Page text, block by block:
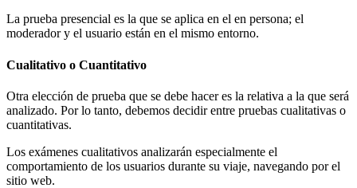
La prueba presencial es la que se aplica en el en persona; el
moderador y el usuario están en el mismo entorno.
Cualitativo o Cuantitativo
Otra elección de prueba que se debe hacer es la relativa a la que será
analizado. Por lo tanto, debemos decidir entre pruebas cualitativas o
cuantitativas.
Los exámenes cualitativos analizarán especialmente el
comportamiento de los usuarios durante su viaje, navegando por el
sitio web.